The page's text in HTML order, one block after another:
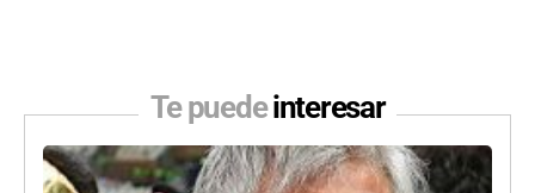
Te puedeinteresar